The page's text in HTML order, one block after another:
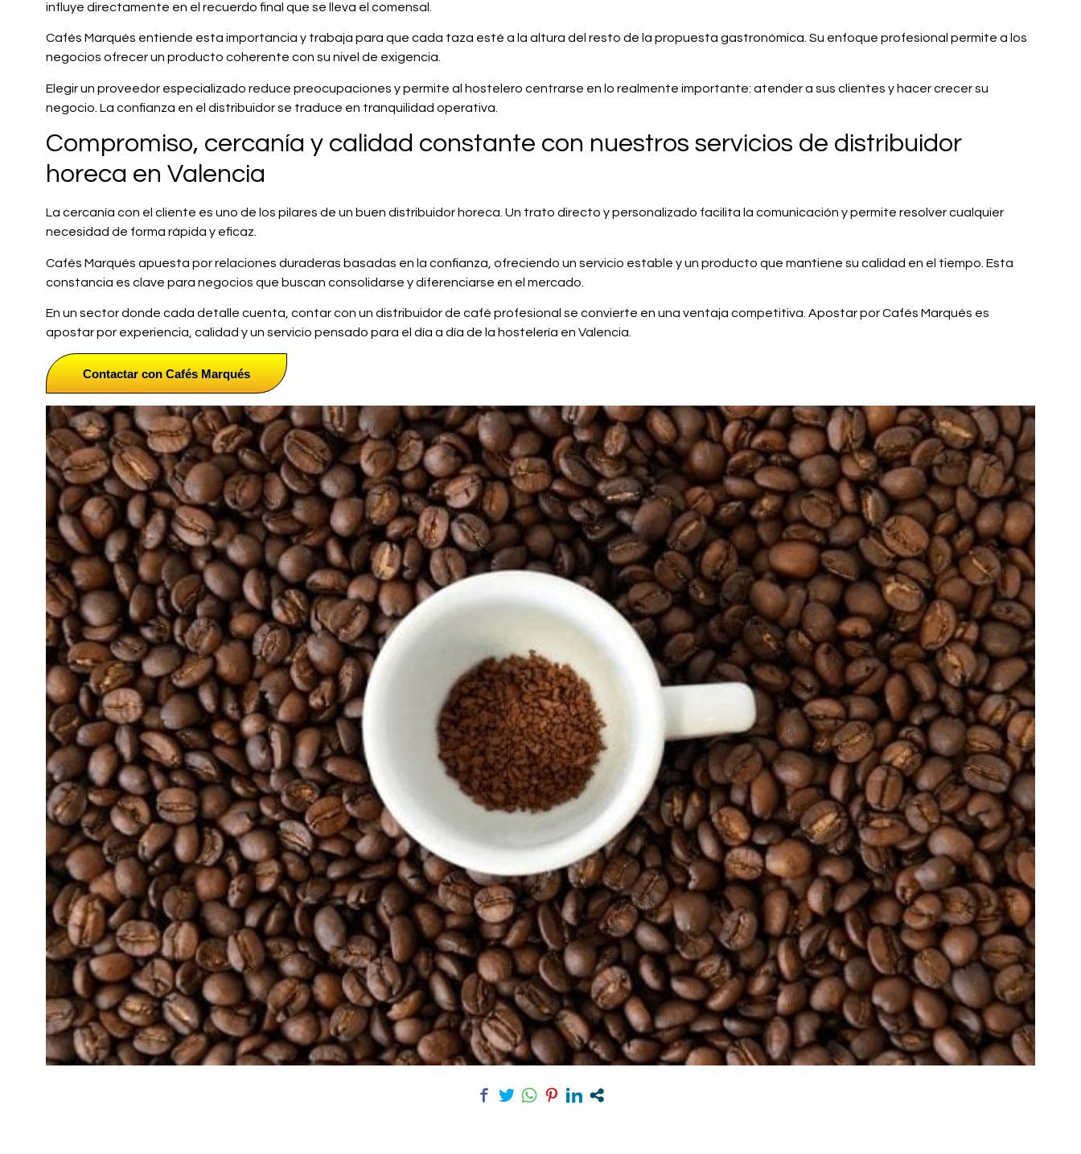
influye directamente en el recuerdo final que se lleva el comensal.
Cafés Marqués entiende esta importancia y trabaja para que cada taza esté a la altura del resto de la propuesta gastronómica. Su enfoque profesional permite a los
negocios ofrecer un producto coherente con su nivel de exigencia.
Elegir un proveedor especializado reduce preocupaciones y permite al hostelero centrarse en lo realmente importante: atender a sus clientes y hacer crecer su
negocio. La confianza en el distribuidor se traduce en tranquilidad operativa.
Compromiso, cercanía y calidad constante con nuestros servicios de distribuidor
horeca en Valencia
La cercanía con el cliente es uno de los pilares de un buen distribuidor horeca. Un trato directo y personalizado facilita la comunicación y permite resolver cualquier
necesidad de forma rápida y eficaz.
Cafés Marqués apuesta por relaciones duraderas basadas en la confianza, ofreciendo un servicio estable y un producto que mantiene su calidad en el tiempo. Esta
constancia es clave para negocios que buscan consolidarse y diferenciarse en el mercado.
En un sector donde cada detalle cuenta, contar con un distribuidor de café profesional se convierte en una ventaja competitiva. Apostar por Cafés Marqués es
apostar por experiencia, calidad y un servicio pensado para el día a día de la hostelería en Valencia.
Contactar con Cafés Marqués